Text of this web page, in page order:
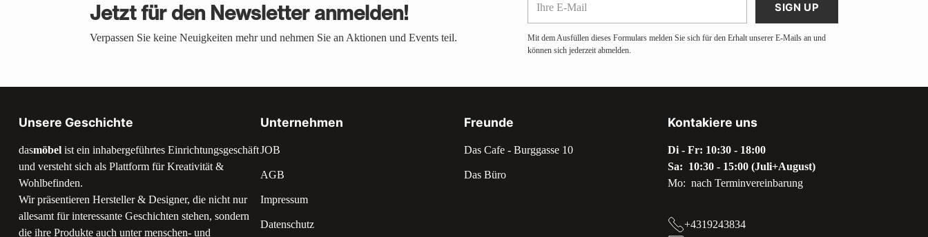
Jetzt für den Newsletter anmelden!
Verpassen Sie keine Neuigkeiten mehr und nehmen Sie an Aktionen und Events teil.
Mail
SIGN UP
Mit dem Ausfüllen dieses Formulars melden Sie sich für den Erhalt unserer E-Mails an und
können sich jederzeit abmelden.
Unsere Geschichte
dasmöbel ist ein inhabergeführtes Einrichtungsgeschäft
und versteht sich als Plattform für Kreativität &
Wohlbefinden.
Wir präsentieren Hersteller & Designer, die nicht nur
allesamt für interessante Geschichten stehen, sondern
die ihre Produkte auch unter menschen- und
Unternehmen
JOB
AGB
Impressum
Datenschutz
Freunde
Das Cafe - Burggasse 10
Das Büro
Kontakiere uns
Di - Fr: 10:30 - 18:00
Sa: 10:30 - 15:00 (Juli+August)
Mo: nach Terminvereinbarung
+4319243834